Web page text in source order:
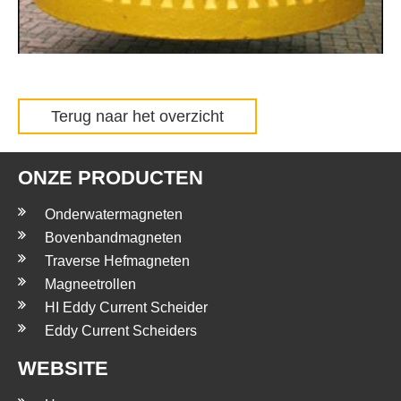
Terug naar het overzicht
ONZE PRODUCTEN
Onderwatermagneten
Bovenbandmagneten
Traverse Hefmagneten
Magneetrollen
HI Eddy Current Scheider
Eddy Current Scheiders
WEBSITE